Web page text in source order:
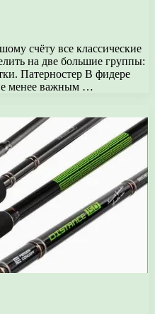
счёту все классические
на две большие группы:
Патерностер В фидере
менее важным …